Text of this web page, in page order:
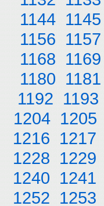
1144 1145
1156 1157
1168 1169
1180 1181
1192 1193
1204 1205
1216 1217
1228 1229
1240 1241
1252 1253